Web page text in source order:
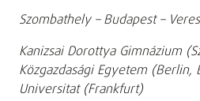
Szombathely – Budapest –
Kanizsai Dorottya Gimnázium
Közgazdasági Egyetem (Berlin,
Universitat (Frankfurt)